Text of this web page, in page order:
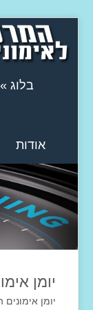
בלוג»
אודות
יומן
יומן